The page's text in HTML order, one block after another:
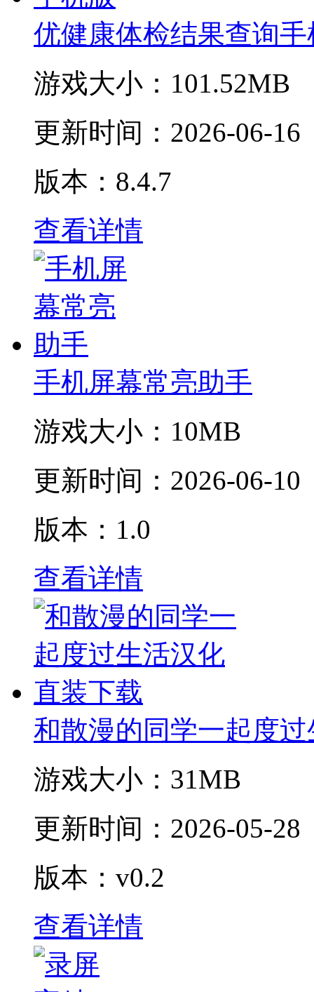
优健康体检结果查询手
游戏大小： 101.52MB
更新时间： 2026-06-16
版本：8.4.7
查看详情
手机屏幕常亮助手
游戏大小： 10MB
更新时间： 2026-06-10
版本：1.0
查看详情
和散漫的同学一起度
游戏大小： 31MB
更新时间： 2026-05-28
版本：v0.2
查看详情